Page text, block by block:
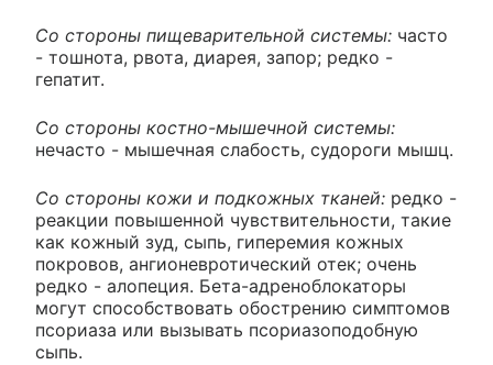
Со стороны пищеварительной системы: часто
- тошнота, рвота, диарея, запор; редко -
гепатит.
Со стороны костно-мышечной системы:
нечасто - мышечная слабость, судороги мышц.
Со стороны кожи и подкожных тканей: редко -
реакции повышенной чувствительности, такие
как кожный зуд, сыпь, гиперемия кожных
покровов, ангионевротический отек; очень
редко - алопеция. Бета-адреноблокаторы
могут способствовать обострению симптомов
псориаза или вызывать псориазоподобную
сыпь.